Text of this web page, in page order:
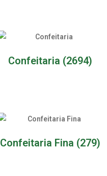
Confeitaria (2694)
Confeitaria Fina (279)